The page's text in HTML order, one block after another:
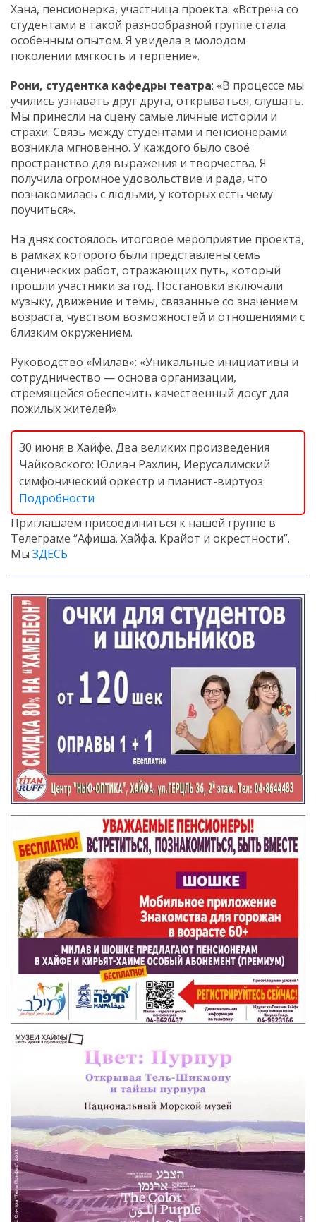
Хана, пенсионерка, участница проекта: «Встреча со
студентами в такой разнообразной группе стала
особенным опытом. Я увидела в молодом
поколении мягкость и терпение».
Рони, студентка кафедры театра: «В процессе мы
учились узнавать друг друга, открываться, слушать.
Мы принесли на сцену самые личные истории и
страхи. Связь между студентами и пенсионерами
возникла мгновенно. У каждого было своё
пространство для выражения и творчества. Я
получила огромное удовольствие и рада, что
познакомилась с людьми, у которых есть чему
поучиться».
На днях состоялось итоговое мероприятие проекта,
в рамках которого были представлены семь
сценических работ, отражающих путь, который
прошли участники за год. Постановки включали
музыку, движение и темы, связанные со значением
возраста, чувством возможностей и отношениями с
близким окружением.
Руководство «Милав»: «Уникальные инициативы и
сотрудничество — основа организации,
стремящейся обеспечить качественный досуг для
пожилых жителей».
30 июня в Хайфе. Два великих произведения
Чайковского: Юлиан Рахлин, Иерусалимский
симфонический оркестр и пианист-виртуоз
Подробности
Приглашаем присоединиться к нашей группе в
Телеграме “Афиша. Хайфа. Крайот и окрестности”.
Мы ЗДЕСЬ